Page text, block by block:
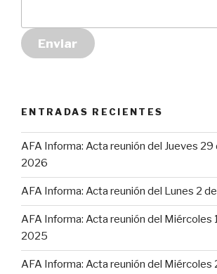
Enviar
ENTRADAS RECIENTES
AFA Informa: Acta reunión del Jueves 29
2026
AFA Informa: Acta reunión del Lunes 2
AFA Informa: Acta reunión del Miércoles
2025
AFA Informa: Acta reunión del Miércoles